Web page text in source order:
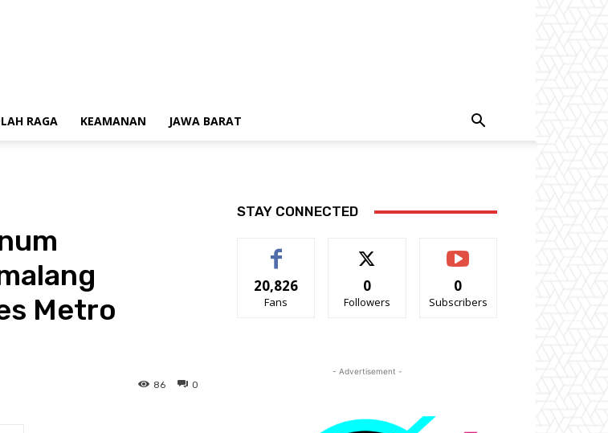
RAGA KEAMANAN JAWA BARAT
Metro
0
86
STAY CONNECTED
20,826
Fans
0
Followers
0
Subscribers
- Advertisement -